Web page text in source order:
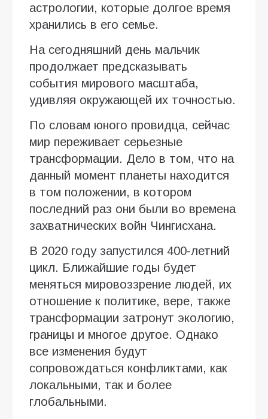
астрологии, которые долгое время
хранились в его семье.
На сегодняшний день мальчик
продолжает предсказывать
события мирового масштаба,
удивляя окружающей их точностью.
По словам юного провидца, сейчас
мир переживает серьезные
трансформации. Дело в том, что на
данный момент планеты находится
в том положении, в котором
последний раз они были во времена
захватнических войн Чингисхана.
В 2020 году запустился 400-летний
цикл. Ближайшие годы будет
меняться мировоззрение людей, их
отношение к политике, вере, также
трансформации затронут экологию,
границы и многое другое. Однако
все изменения будут
сопровождаться конфликтами, как
локальными, так и более
глобальными.